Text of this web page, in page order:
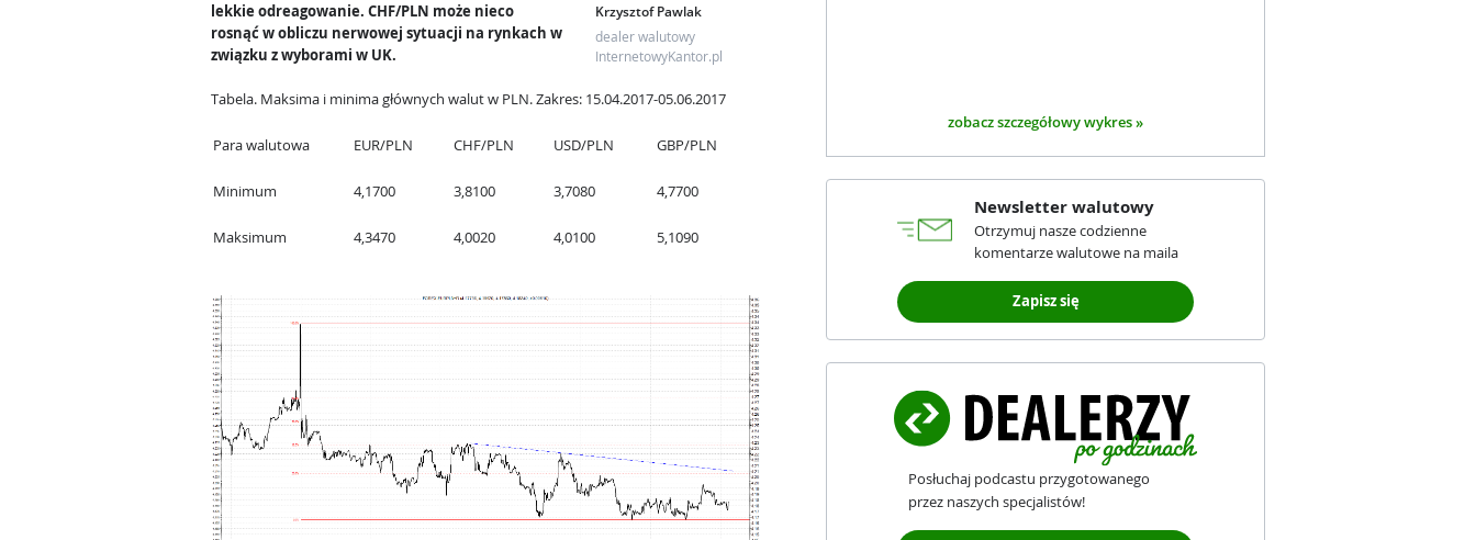
Krzysztof Pawlak
dealer walutowy
InternetowyKantor.pl
lekkie odreagowanie. CHF/PLN może nieco
rosnąć w obliczu nerwowej sytuacji na rynkach w
związku z wyborami w UK.
Tabela. Maksima i minima głównych walut w PLN. Zakres: 15.04.2017-05.06.2017
Para walutowa EUR/PLN CHF/PLN USD/PLN GBP/PLN
Minimum 4,1700 3,8100 3,7080 4,7700
Maksimum 4,3470 4,0020 4,0100 5,1090
zobacz szczegółowy wykres »
Newsletter walutowy
Otrzymuj nasze codzienne
komentarze walutowe na maila
Zapisz się
Posłuchaj podcastu przygotowanego
przez naszych specjalistów!